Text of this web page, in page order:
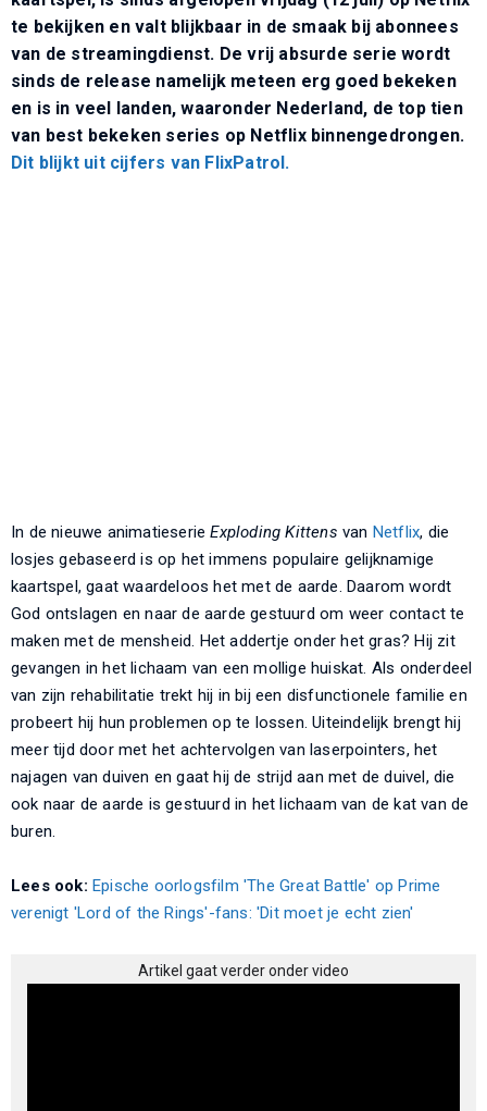
te bekijken en valt blijkbaar in de smaak bij abonnees
van de streamingdienst. De vrij absurde serie wordt
sinds de release namelijk meteen erg goed bekeken
en is in veel landen, waaronder Nederland, de top tien
van best bekeken series op Netflix binnengedrongen.
Dit blijkt uit cijfers van FlixPatrol.
In de nieuwe animatieserieExploding Kittens van Netflix, die
losjes gebaseerd is op het immens populaire gelijknamige
kaartspel, gaat waardeloos het met de aarde. Daarom wordt
God ontslagen en naar de aarde gestuurd om weer contact te
maken met de mensheid. Het addertje onder het gras? Hij zit
gevangen in het lichaam van een mollige huiskat. Als onderdeel
van zijn rehabilitatie trekt hij in bij een disfunctionele familie en
probeert hij hun problemen op te lossen. Uiteindelijk brengt hij
meer tijd door met het achtervolgen van laserpointers, het
najagen van duiven en gaat hij de strijd aan met de duivel, die
ook naar de aarde is gestuurd in het lichaam van de kat van de
buren.
Lees ook: Epische oorlogsfilm 'The Great Battle' op Prime
verenigt 'Lord of the Rings'-fans: 'Dit moet je echt zien'
Artikel gaat verder onder video